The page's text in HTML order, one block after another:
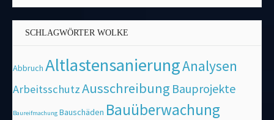
SCHLAGWÖRTER WOLKE
Abbruch AltlastensanierungAnalysen
ArbeitsschutzAusschreibung Bauprojekte
Baureifmachung Bauschäden Bauüberwachung